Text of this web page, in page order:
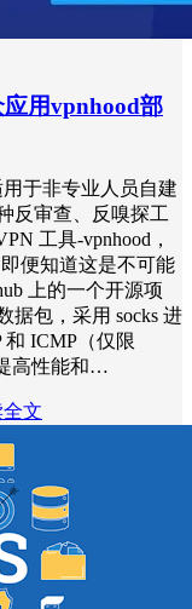
用vpnhood部
于非专业人员自建
反审查、反嗅探工
工具-vpnhood，
便知道这是不可能
上的一个开源项
据包，采用 socks 进
ICMP（仅限
高性能和…
文